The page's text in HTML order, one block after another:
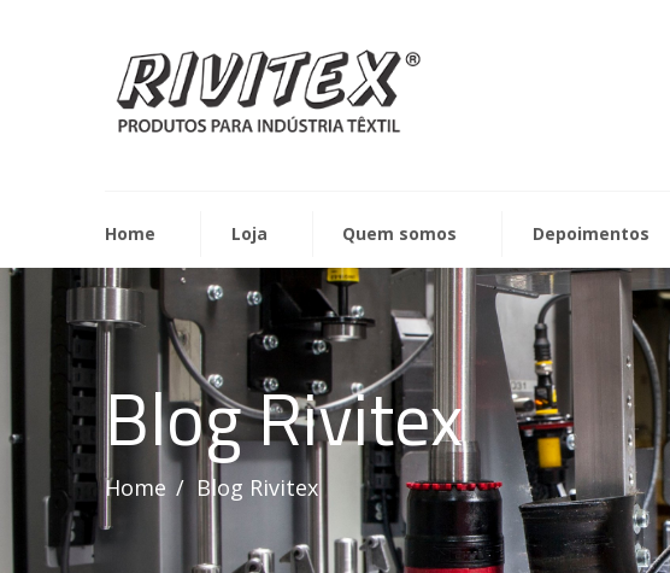
Home Loja Quem somos Depoimentos
Blog Rivitex
Home Blog Rivitex